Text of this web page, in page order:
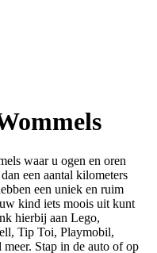
waar u ogen en oren
een aantal kilometers
een uniek en ruim
kind iets moois uit kunt
hierbij aan Lego,
Tip Toi, Playmobil,
Stap in de auto of op